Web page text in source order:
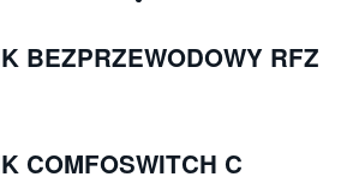
BEZPRZEWODOWY RFZ
COMFOSWITCH C